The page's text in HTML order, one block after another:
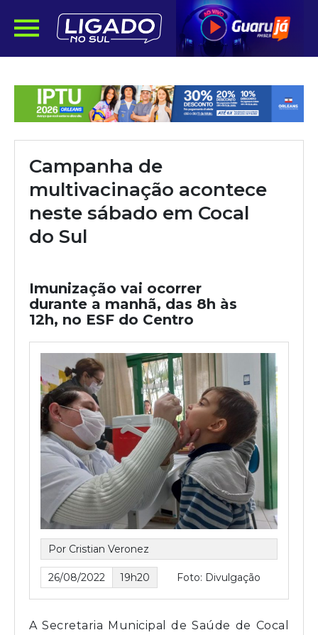
Campanha de
multivacinação acontece
neste sábado em Cocal
do Sul
Imunização vai ocorrer
durante a manhã, das 8h às
12h, no ESF do Centro
Por Cristian Veronez
26/08/2022 19h20 Foto: Divulgação
A Secretaria Municipal de Saúde de Cocal